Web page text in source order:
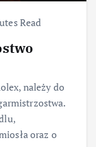
Read
należy do
oraz o